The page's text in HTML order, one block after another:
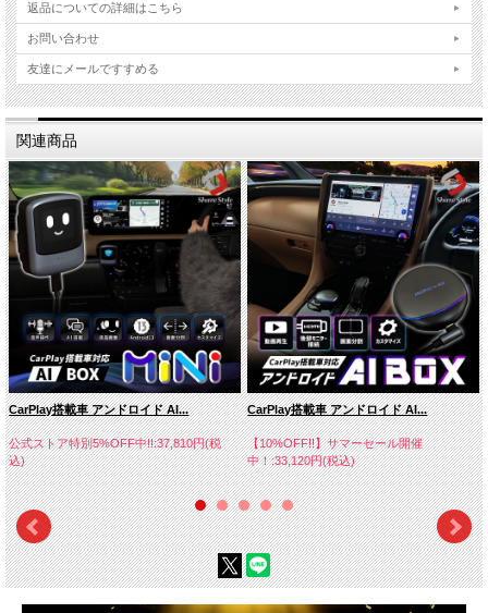
返品についての詳細はこちら
お問い合わせ
友達にメールですすめる
関連商品
CarPlay搭載車 アンドロイド AI...
公式ストア特別5%OFF中!!:37,810円(税
込)
CarPlay搭載車 アンドロイド AI...
【10%OFF!!】サマーセール開催
中！:33,120円(税込)